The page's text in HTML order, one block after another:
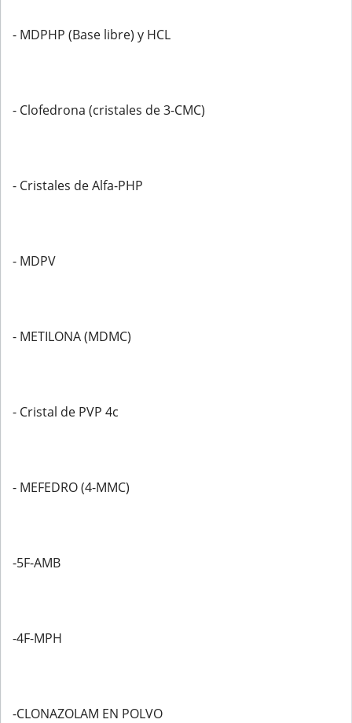
- MDPHP (Base libre) y HCL
- Clofedrona (cristales de 3-CMC)
- Cristales de Alfa-PHP
- MDPV
- METILONA (MDMC)
- Cristal de PVP 4c
- MEFEDRO (4-MMC)
-5F-AMB
-4F-MPH
-CLONAZOLAM EN POLVO